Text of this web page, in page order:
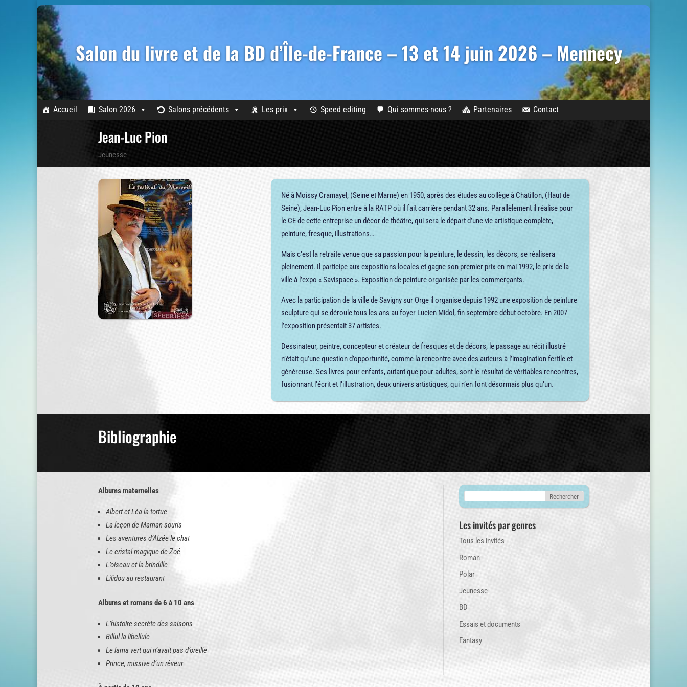
Salon du livre et de la BD d’Île-de-France – 13 et 14 juin 2026 – Mennecy
Accueil Salon 2026 Salons précédents Les prix Speed editing Qui sommes-nous ? Partenaires Contact
Jean-Luc Pion
Jeunesse
Né à Moissy Cramayel, (Seine et Marne) en 1950, après des études au collège à Chatillon, (Haut de
Seine), Jean-Luc Pion entre à la RATP où il fait carrière pendant 32 ans. Parallèlement il réalise pour
le CE de cette entreprise un décor de théâtre, qui sera le départ d’une vie artistique complète,
peinture, fresque, illustrations…
Mais c’est la retraite venue que sa passion pour la peinture, le dessin, les décors, se réalisera
pleinement. Il participe aux expositions locales et gagne son premier prix en mai 1992, le prix de la
ville à l’expo « Savispace ». Exposition de peinture organisée par les commerçants.
Avec la participation de la ville de Savigny sur Orge il organise depuis 1992 une exposition de peinture
sculpture qui se déroule tous les ans au foyer Lucien Midol, fin septembre début octobre. En 2007
l’exposition présentait 37 artistes.
Dessinateur, peintre, concepteur et créateur de fresques et de décors, le passage au récit illustré
n’était qu’une question d’opportunité, comme la rencontre avec des auteurs à l’imagination fertile et
généreuse. Ses livres pour enfants, autant que pour adultes, sont le résultat de véritables rencontres,
fusionnant l’écrit et l’illustration, deux univers artistiques, qui n’en font désormais plus qu’un.
Bibliographie
Albums maternelles
Albert et Léa la tortue
La leçon de Maman souris
Les aventures d’Alzée le chat
Le cristal magique de Zoé
L’oiseau et la brindille
Lilidou au restaurant
Albums et romans de 6 à 10 ans
L’histoire secrète des saisons
Billul la libellule
Le lama vert qui n’avait pas d’oreille
Prince, missive d’un rêveur
Les invités par genres
Tous les invités
Roman
Polar
Jeunesse
BD
Essais et documents
Fantasy